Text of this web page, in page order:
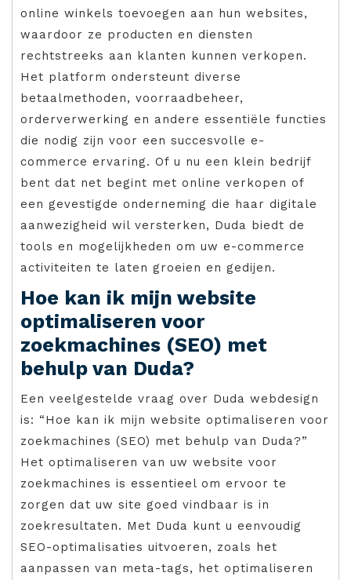
online winkels toevoegen aan hun websites,
waardoor ze producten en diensten
rechtstreeks aan klanten kunnen verkopen.
Het platform ondersteunt diverse
betaalmethoden, voorraadbeheer,
orderverwerking en andere essentiële functies
die nodig zijn voor een succesvolle e-
commerce ervaring. Of u nu een klein bedrijf
bent dat net begint met online verkopen of
een gevestigde onderneming die haar digitale
aanwezigheid wil versterken, Duda biedt de
tools en mogelijkheden om uw e-commerce
activiteiten te laten groeien en gedijen.
Hoe kan ik mijn website
optimaliseren voor
zoekmachines (SEO) met
behulp van Duda?
Een veelgestelde vraag over Duda webdesign
is: “Hoe kan ik mijn website optimaliseren voor
zoekmachines (SEO) met behulp van Duda?”
Het optimaliseren van uw website voor
zoekmachines is essentieel om ervoor te
zorgen dat uw site goed vindbaar is in
zoekresultaten. Met Duda kunt u eenvoudig
SEO-optimalisaties uitvoeren, zoals het
aanpassen van meta-tags, het optimaliseren